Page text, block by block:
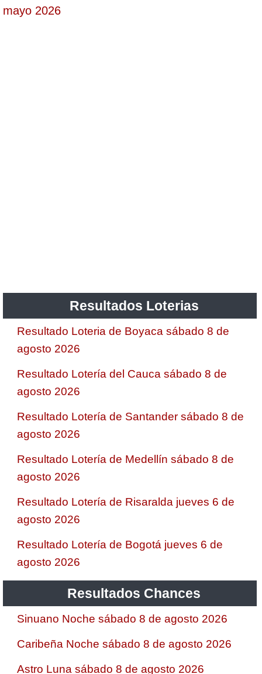
mayo 2026
Resultados Loterias
Resultado Loteria de Boyaca sábado 8 de
agosto 2026
Resultado Lotería del Cauca sábado 8 de
agosto 2026
Resultado Lotería de Santander sábado 8 de
agosto 2026
Resultado Lotería de Medellín sábado 8 de
agosto 2026
Resultado Lotería de Risaralda jueves 6 de
agosto 2026
Resultado Lotería de Bogotá jueves 6 de
agosto 2026
Resultados Chances
Sinuano Noche sábado 8 de agosto 2026
Caribeña Noche sábado 8 de agosto 2026
Astro Luna sábado 8 de agosto 2026